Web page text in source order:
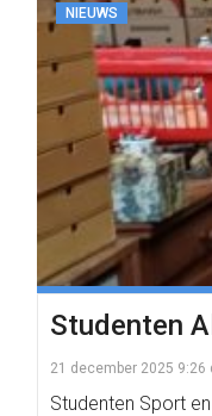
NIEUWS
Studenten
21 december 2025 9:26
Studenten Sport